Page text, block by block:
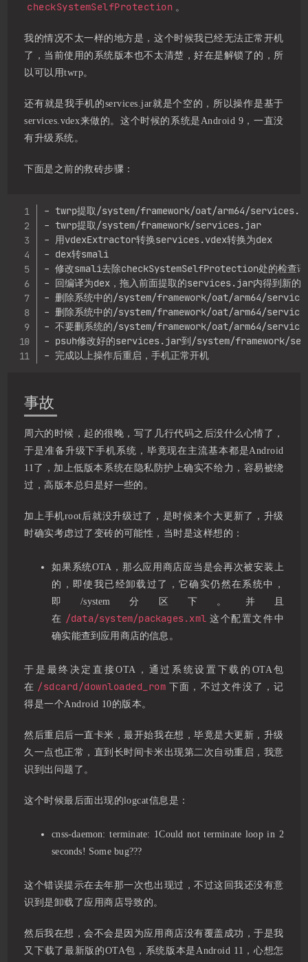
checkSystemSelfProtection 。
我的情况不太一样的地方是，这个时候我已经无法正常开机
了，当前使用的系统版本也不太清楚，好在是解锁了的，所
以可以用twrp。
还有就是我手机的services.jar就是个空的，所以操作是基于
services.vdex来做的。这个时候的系统是Android 9，一直没
有升级系统。
下面是之前的救砖步骤：
- twrp提取/system/framework/oat/arm64/
- twrp提取/system/framework/services.jar
- 用vdexExtractor转换services.vdex转换为dex
- dex转smali
- 修改smali去除checkSystemSelfProtection处的检查
- 回编译为dex，拖入前面提取的services.jar内得到新
- 删除系统中的/system/framework/oat/arm64/
- 删除系统中的/system/framework/oat/arm64/
- 不要删系统的/system/framework/oat/arm64/
- psuh修改好的services.jar到/system/framework/
- 完成以上操作后重启，手机正常开机
事故
周六的时候，起的很晚，写了几行代码之后没什么心情了，
于是准备升级下手机系统，毕竟现在主流基本都是Android
11了，加上低版本系统在隐私防护上确实不给力，容易被绕
过，高版本总归是好一些的。
加上手机root后就没升级过了，是时候来个大更新了，升级
时确实考虑过了变砖的可能性，当时是这样想的：
如果系统OTA，那么应用商店应当是会再次被安装上
的，即使我已经卸载过了，它确实仍然在系统中，
即/system分区下。并且
在 /data/system/packages.xml 这个配置文件中
确实能查到应用商店的信息。
于是最终决定直接OTA，通过系统设置下载的OTA包
在 /sdcard/downloaded_rom 下面，不过文件没了，记
得是一个Android 10的版本。
然后重启后一直卡米，最开始我在想，毕竟是大更新，升级
久一点也正常，直到长时间卡米出现第二次自动重启，我意
识到出问题了。
这个时候最后面出现的logcat信息是：
cnss-daemon: terminate: 1Could not terminate loop in 2
seconds! Some bug???
这个错误提示在去年那一次也出现过，不过这回我还没有意
识到是卸载了应用商店导致的。
然后我在想，会不会是因为应用商店没有覆盖成功，于是我
又下载了最新版的OTA包，系统版本是Android 11，心想怎